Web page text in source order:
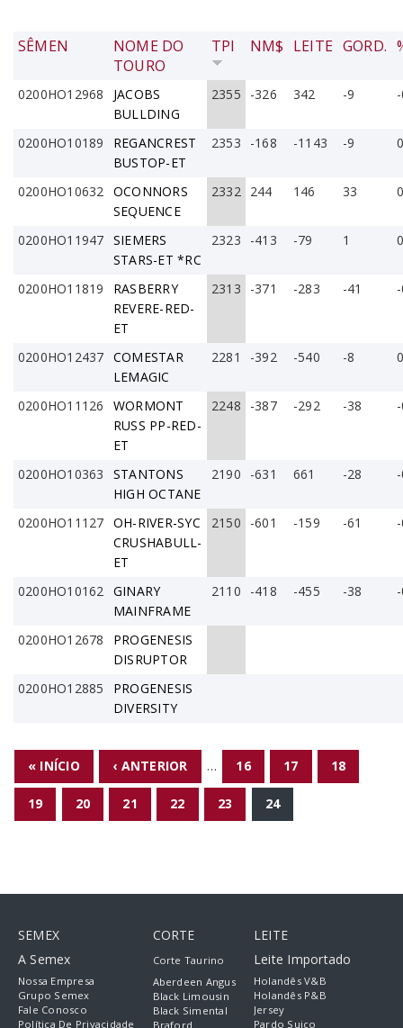
SÊMEN
NOME DO
TOURO
TPI NM$ LEITE GORD.
0200HO12968
JACOBS
BULLDING
2355 -326 342 -9
0200HO10189
REGANCREST
BUSTOP-ET
2353 -168 -1143 -9
0200HO10632
OCONNORS
SEQUENCE
2332 244 146 33
0200HO11947 SIEMERS
STARS-ET *RC
2323 -413 -79 1
0200HO11819
RASBERRY
REVERE-RED-
ET
2313 -371 -283 -41
0200HO12437 COMESTAR
LEMAGIC
2281 -392 -540 -8
0200HO11126
WORMONT
RUSS PP-RED-
ET
2248 -387 -292 -38
0200HO10363
STANTONS
HIGH OCTANE
2190 -631 661 -28
0200HO11127 OH-RIVER-SYC
CRUSHABULL-
ET
2150 -601 -159 -61
0200HO10162
GINARY
MAINFRAME
2110 -418 -455 -38
0200HO12678
PROGENESIS
DISRUPTOR
0200HO12885
PROGENESIS
DIVERSITY
« INÍCIO ‹ ANTERIOR … 16 17 18
19 20 21 22 23 24
SEMEX
A Semex
Nossa Empresa
Grupo Semex
Fale Conosco
Política De Privacidade
CORTE
Corte Taurino
Aberdeen Angus
Black Limousin
Black Simental
Braford
LEITE
Leite Importado
Holandês V&B
Holandês P&B
Jersey
Pardo Suiço